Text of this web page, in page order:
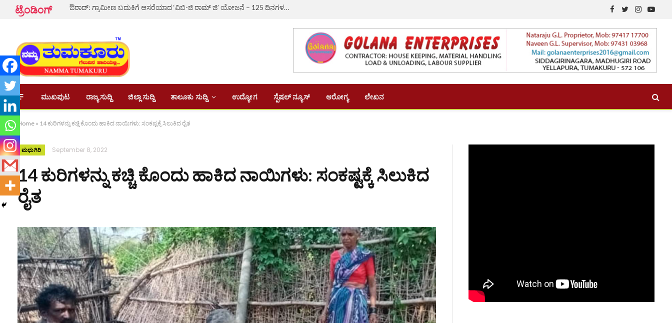
ಟ್ರೆಂಡಿಂಗ್ ಔರಾದ್: ಗ್ರಾಮೀಣ ಬದುಕಿಗೆ ಆಸರೆಯಾದ ‘ವಿಬಿ-ಜಿ ರಾಮ್ ಜಿ’ ಯೋಜನೆ – 125 ದಿನಗಳ ಉದ್ಯೋಗ, ದಿನಗೂಲಿ ₹382ಕ್ಕೆ ಏರಿಕೆ
Facebook
TwitterInstagram
ಮುಖಪುಟ ರಾಜ್ಯ ಸುದ್ದಿ ಜಿಲ್ಲಾ ಸುದ್ದಿ ತಾಲೂಕು ಸುದ್ದಿ ಉದ್ಯೋಗ ಸ್ಪೆಷಲ್ ನ್ಯೂಸ್ ಆರೋಗ್ಯ ಲೇಖನ
Home » 14 ಕುರಿಗಳನ್ನು ಕಚ್ಚಿ ಕೊಂದು ಹಾಕಿದ ನಾಯಿಗಳು: ಸಂಕಷ್ಟಕ್ಕೆ ಸಿಲುಕಿದ ರೈತ
ಮಧುಗಿರಿ September 8, 2022
14 ಕುರಿಗಳನ್ನು ಕಚ್ಚಿ ಕೊಂದು ಹಾಕಿದ ನಾಯಿಗಳು: ಸಂಕಷ್ಟಕ್ಕೆ ಸಿಲುಕಿದ
ರೈತ